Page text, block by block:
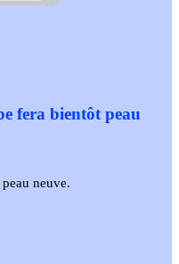
fera bientôt peau
neuve.